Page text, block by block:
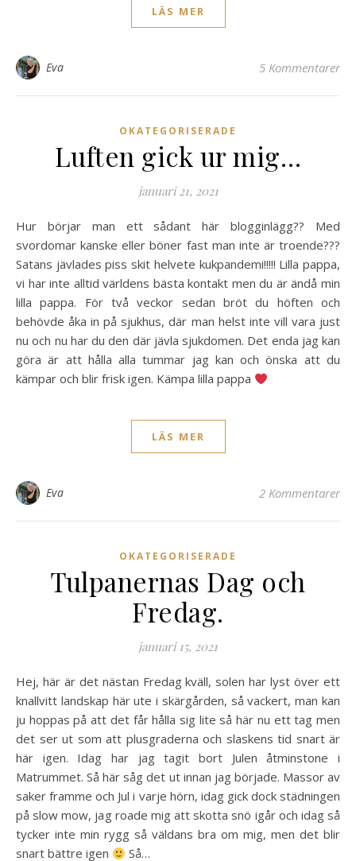
LÄS MER
Eva 5 Kommentarer
OKATEGORISERADE
Luften gick ur mig…
januari 21, 2021
Hur börjar man ett sådant här blogginlägg?? Med
svordomar kanske eller böner fast man inte är troende???
Satans jävlades piss skit helvete kukpandemi!!!!! Lilla pappa,
vi har inte alltid världens bästa kontakt men du är ändå min
lilla pappa. För två veckor sedan bröt du höften och
behövde åka in på sjukhus, där man helst inte vill vara just
nu och nu har du den där jävla sjukdomen. Det enda jag kan
göra är att hålla alla tummar jag kan och önska att du
kämpar och blir frisk igen. Kämpa lilla pappa
LÄS MER
Eva 2 Kommentarer
OKATEGORISERADE
Tulpanernas Dag och
Fredag.
januari 15, 2021
Hej, här är det nästan Fredag kväll, solen har lyst över ett
knallvitt landskap här ute i skärgården, så vackert, man kan
ju hoppas på att det får hålla sig lite så här nu ett tag men
det ser ut som att plusgraderna och slaskens tid snart är
här igen. Idag har jag tagit bort Julen åtminstone i
Matrummet. Så här såg det ut innan jag började. Massor av
saker framme och Jul i varje hörn, idag gick dock städningen
på slow mow, jag roade mig att skotta snö igår och idag så
tycker inte min rygg så väldans bra om mig, men det blir
snart bättre igen
Så…